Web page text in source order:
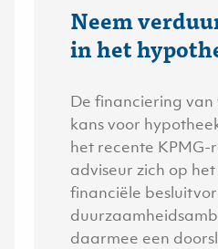
Neem
in het
De financiering
kans voor
het recente
adviseur zich op
financiële
daarmee een